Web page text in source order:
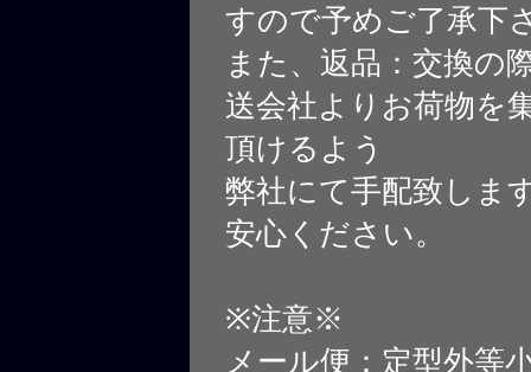
すので予めご了承下
また、返品：交換の
送会社よりお荷物を
頂けるよう
弊社にて手配致しま
安心ください。
※注意※
メール便：定型外等